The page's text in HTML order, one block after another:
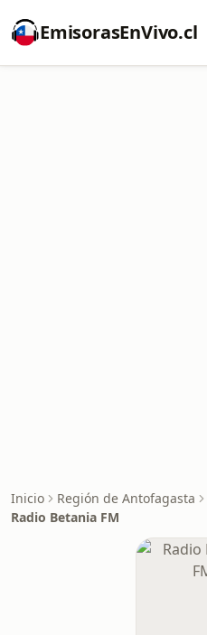
EmisorasEnVivo.cl
Inicio Región de Antofagasta
Radio Betania FM